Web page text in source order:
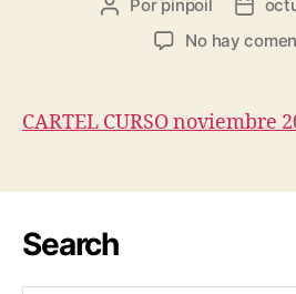
Por pinpoil
No hay
CARTEL CURSO noviembre
Search